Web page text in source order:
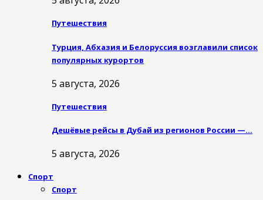
Путешествия
Турция, Абхазия и Белоруссия возглавили список
популярных курортов
5 августа, 2026
Путешествия
Дешёвые рейсы в Дубай из регионов России —…
5 августа, 2026
Спорт
Спорт